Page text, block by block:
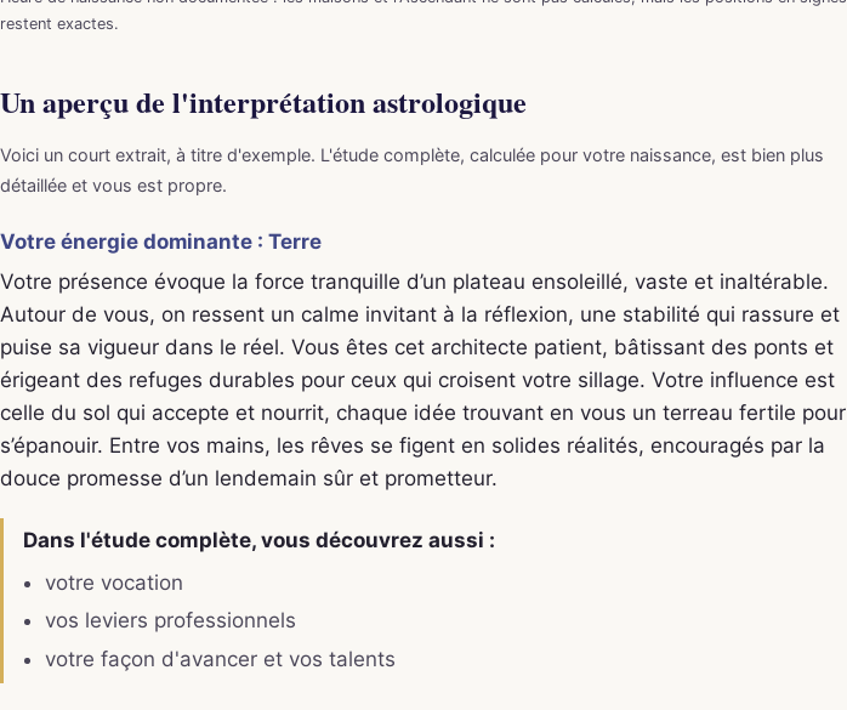
restent exactes.
Un aperçu de l'interprétation astrologique
Voici un court extrait, à titre d'exemple. L'étude complète, calculée pour votre naissance, est bien plus
détaillée et vous est propre.
Votre énergie dominante : Terre
Votre présence évoque la force tranquille d’un plateau ensoleillé, vaste et inaltérable.
Autour de vous, on ressent un calme invitant à la réflexion, une stabilité qui rassure et
puise sa vigueur dans le réel. Vous êtes cet architecte patient, bâtissant des ponts et
érigeant des refuges durables pour ceux qui croisent votre sillage. Votre influence est
celle du sol qui accepte et nourrit, chaque idée trouvant en vous un terreau fertile pour
s’épanouir. Entre vos mains, les rêves se figent en solides réalités, encouragés par la
douce promesse d’un lendemain sûr et prometteur.
Dans l'étude complète, vous découvrez aussi :
votre vocation
vos leviers professionnels
votre façon d'avancer et vos talents